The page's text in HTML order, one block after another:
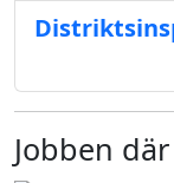
Jobben